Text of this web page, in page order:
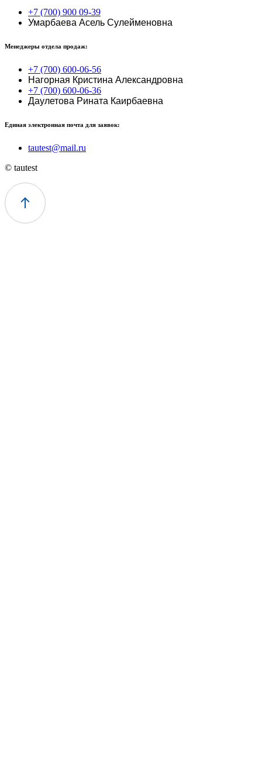
+7 (700) 900 09-39
Умарбаева Асель Сулейменовна
Менеджеры отдела продаж:
+7 (700) 600-06-56
Нагорная Кристина Александровна
+7 (700) 600-06-36
Даулетова Рината Каирбаевна
Единая электронная почта для заявок:
tautest@mail.ru
© tautest